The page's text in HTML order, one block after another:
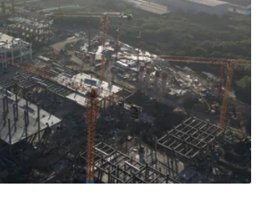
工黃琳恩指著乾裂的河床說道，「這
」水位持續下降後，魚蝦只能不斷聚
後因缺氧、缺水死亡。志工拿著魚網
魚蝦搬運到上游仍有流水的河段，希望
，但人工救援只是治標不治本。志工
來打撈，其實都很感傷。有些魚類早
回部分生命，也無法解決斷流的問
城溪沿線的人為設施，也讓魚蝦